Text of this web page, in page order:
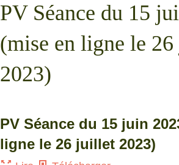
PV Séance du 15
(mise en ligne le
2023)
PV Séance du 15 juin
ligne le 26 juillet 2023)